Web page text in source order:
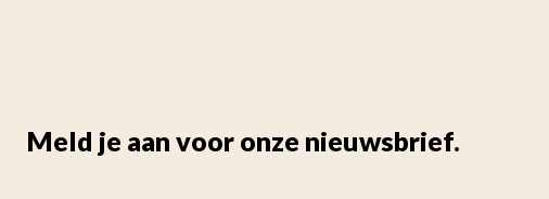
Meld je aan voor onze nieuwsbrief.